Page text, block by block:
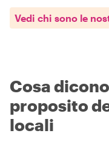
Vedi chi sono le
Cosa
proposito
locali